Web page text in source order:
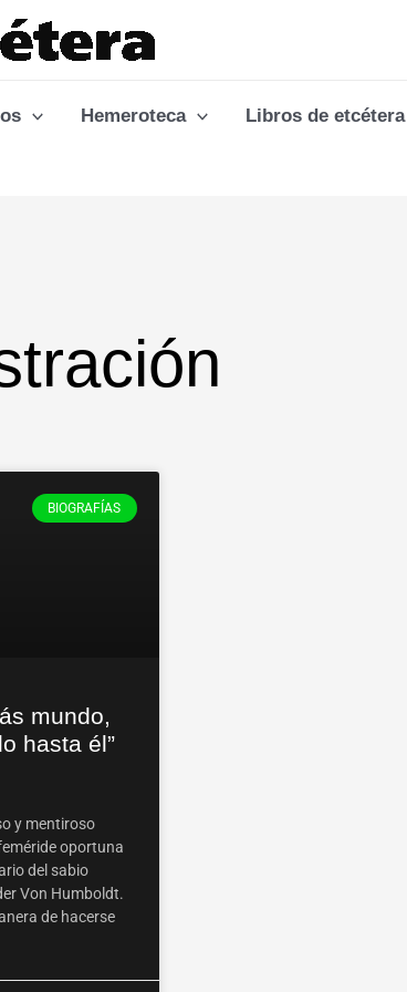
Hemeroteca Libros de etcétera
BIOGRAFÍAS
mundo,
hasta él”
y mentiroso
oportuna
del sabio
Von Humboldt.
de hacerse